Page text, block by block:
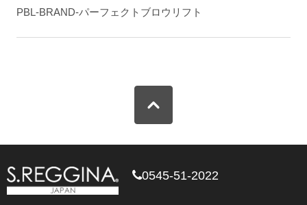
PBL-BRAND-パーフェクトブロウリフト
0545-51-2022